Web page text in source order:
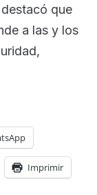
que
a las y los
Imprimir